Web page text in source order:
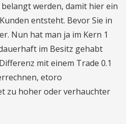
werden, damit hier ein
entsteht. Bevor Sie in
Nun hat man ja im Kern 1
im Besitz gehabt
mit einem Trade 0.1
etoro
zu hoher oder verhauchter